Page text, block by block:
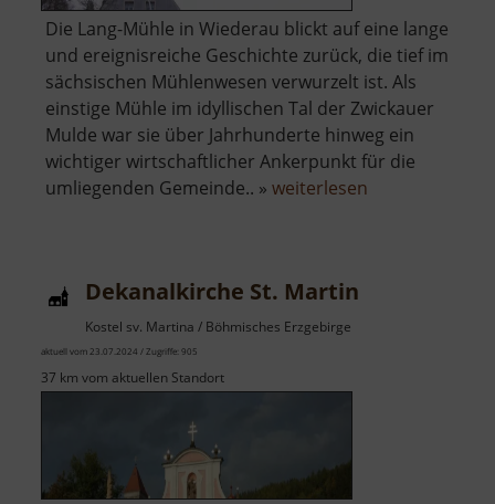
Die Lang-Mühle in Wiederau blickt auf eine lange
und ereignisreiche Geschichte zurück, die tief im
sächsischen Mühlenwesen verwurzelt ist. Als
einstige Mühle im idyllischen Tal der Zwickauer
Mulde war sie über Jahrhunderte hinweg ein
wichtiger wirtschaftlicher Ankerpunkt für die
umliegenden Gemeinde.. » weiterlesen
Dekanalkirche St. Martin
Kostel sv. Martina / Böhmisches Erzgebirge
aktuell vom 23.07.2024 / Zugriffe: 905
37 km vom aktuellen Standort